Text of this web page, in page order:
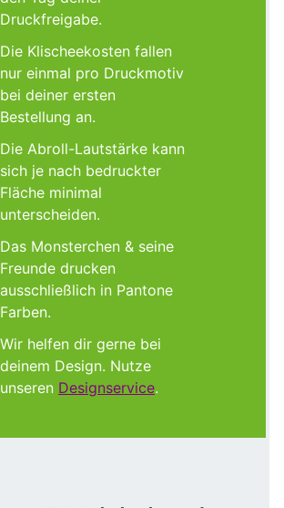
Druckfreigabe.
Die Klischeekosten fallen
nur einmal pro Druckmotiv
bei deiner ersten
Bestellung an.
Die Abroll-Lautstärke kann
sich je nach bedruckter
Fläche minimal
unterscheiden.
Das Monsterchen & seine
Freunde drucken
ausschließlich in Pantone
Farben.
Wir helfen dir gerne bei
deinem Design. Nutze
unseren Designservice.